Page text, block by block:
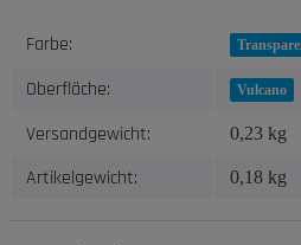
Produkteigenschaft
Wert
Farbe:
Oberfläche: Vulcano
Versandgewicht: 0,23 kg
Artikelgewicht: 0,18 kg